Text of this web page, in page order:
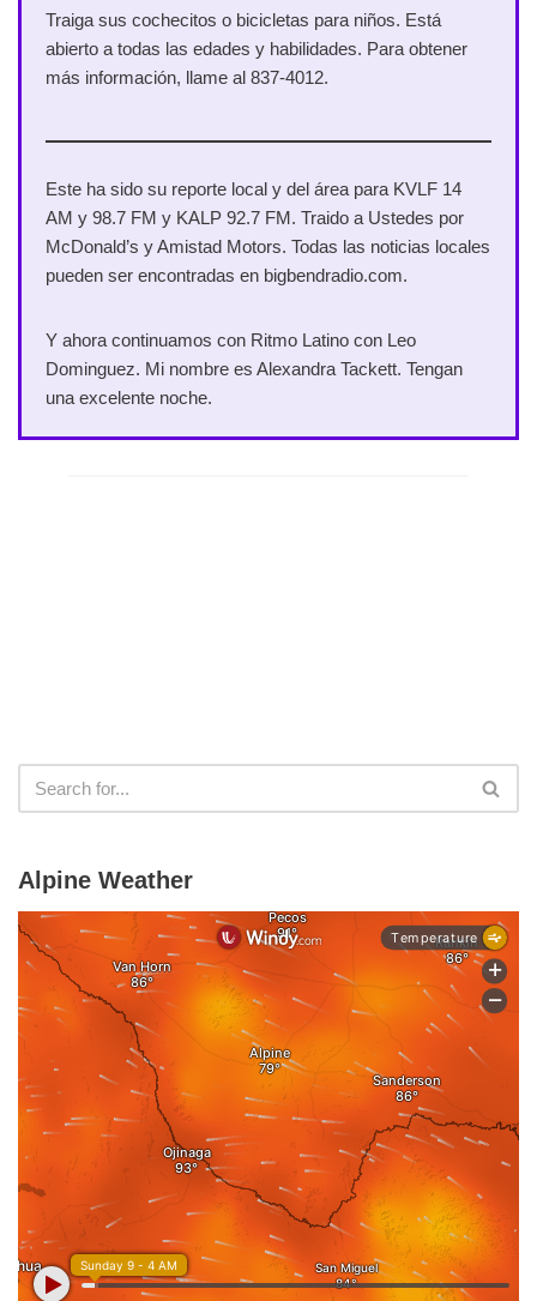
Traiga sus cochecitos o bicicletas para niños. Está
abierto a todas las edades y habilidades. Para obtener
más información, llame al 837-4012.
Este ha sido su reporte local y del área para KVLF 14
AM y 98.7 FM y KALP 92.7 FM. Traido a Ustedes por
McDonald’s y Amistad Motors. Todas las noticias locales
pueden ser encontradas en bigbendradio.com.
Y ahora continuamos con Ritmo Latino con Leo
Dominguez. Mi nombre es Alexandra Tackett. Tengan
una excelente noche.
Alpine Weather